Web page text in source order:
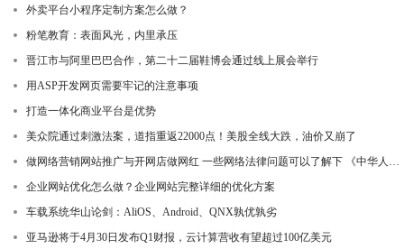
外卖平台小程序定制方案怎么做？
粉笔教育：表面风光，内里承压
晋江市与阿里巴巴合作，第二十二届鞋博会通过线上展会举行
用ASP开发网页需要牢记的注意事项
打造一体化商业平台是优势
美众院通过刺激法案，道指重返22000点！美股全线大跌，油价又崩了
做网络营销网站推广与开网店做网红 一些网络法律问题可以了解下 《中华人民共和国电子商务法》
企业网站优化怎么做？企业网站完整详细的优化方案
车载系统华山论剑：AliOS、Android、QNX孰优孰劣
亚马逊将于4月30日发布Q1财报，云计算营收有望超过100亿美元